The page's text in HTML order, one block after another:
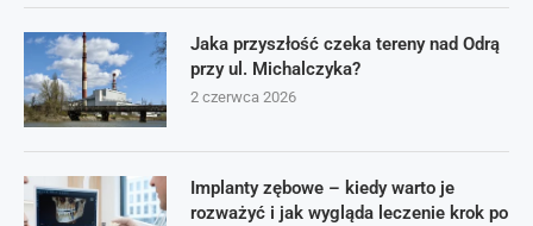
Jaka przyszłość czeka tereny nad Odrą
przy ul. Michalczyka?
2 czerwca 2026
Implanty zębowe – kiedy warto je
rozważyć i jak wygląda leczenie krok po